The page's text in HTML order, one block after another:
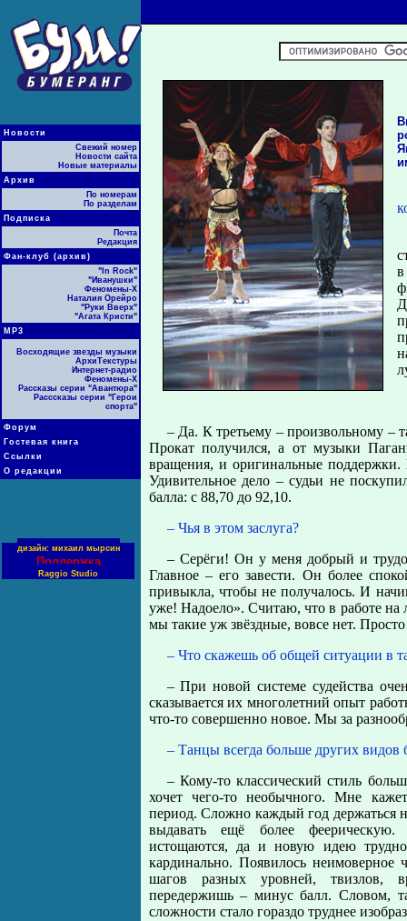
Новости
Свежий номер
Новости сайта
Новые материалы
Архив
По номерам
По разделам
Подписка
Почта
Редакция
Фан-клуб (архив)
"In Rock"
"Иванушки"
Феномены-Х
Наталия Орейро
"Руки Вверх"
"Агата Кристи"
МР3
Восходящие звезды музыки
АрхиТекстуры
Интернет-радио
Феномены-Х
Рассказы серии "Авантюра"
Расссказы серии "Герои
спорта"
Форум
Гостевая книга
Ссылки
О редакции
дизайн: михаил мырсин
Поддержка
Raggio Studio
– Да. К третьему – произвольному
Прокат получился, а от музыки
вращения, и оригинальные
Удивительное дело – судьи не
балла: с 88,70 до 92,10.
– Чья в этом заслуга?
– Серёги! Он у меня добрый и
Главное – его завести. Он более
привыкла, чтобы не получалось. И
уже! Надоело». Считаю, что в работе на
мы такие уж звёздные, вовсе нет.
– Что скажешь об общей ситуации в
– При новой системе судейства
сказывается их многолетний опыт
что-то совершенно новое. Мы за
– Танцы всегда больше других
– Кому-то классический стиль
хочет чего-то необычного. Мне
период. Сложно каждый год держаться
выдавать ещё более
истощаются, да и новую идею
кардинально. Появилось неимоверное
шагов разных уровней, твизлов,
передержишь – минус балл. Словом,
сложности стало гораздо труднее